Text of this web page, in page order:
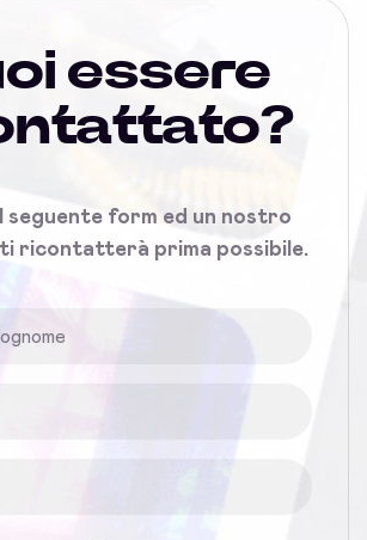
essere
seguente form ed un nostro
ricontatterà prima possibile.